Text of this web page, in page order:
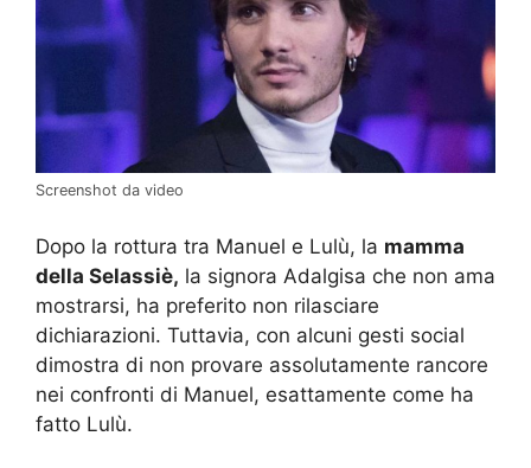
Screenshot da video
Dopo la rottura tra Manuel e Lulù, la mamma
della Selassiè, la signora Adalgisa che non ama
mostrarsi, ha preferito non rilasciare
dichiarazioni. Tuttavia, con alcuni gesti social
dimostra di non provare assolutamente rancore
nei confronti di Manuel, esattamente come ha
fatto Lulù.